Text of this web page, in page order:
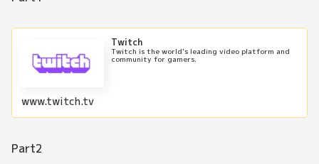
Twitch
Twitch is the world's leading video platform and
community for gamers.
www.twitch.tv
Part2